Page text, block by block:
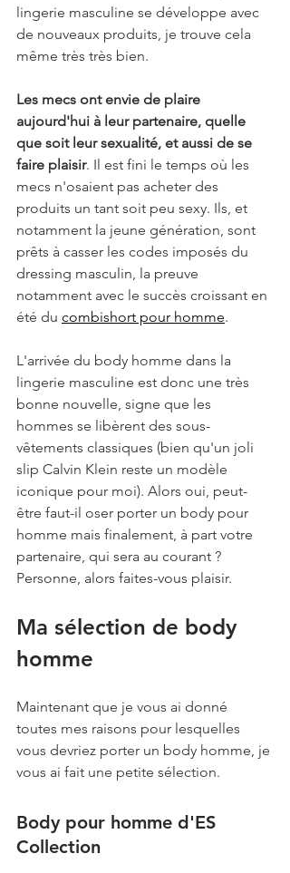
lingerie masculine se développe avec
de nouveaux produits, je trouve cela
même très très bien.
Les mecs ont envie de plaire
aujourd'hui à leur partenaire, quelle
que soit leur sexualité, et aussi de se
faire plaisir. Il est fini le temps où les
mecs n'osaient pas acheter des
produits un tant soit peu sexy. Ils, et
notamment la jeune génération, sont
prêts à casser les codes imposés du
dressing masculin, la preuve
notamment avec le succès croissant en
été du combishort pour homme.
L'arrivée du body homme dans la
lingerie masculine est donc une très
bonne nouvelle, signe que les
hommes se libèrent des sous-
vêtements classiques (bien qu'un joli
slip Calvin Klein reste un modèle
iconique pour moi). Alors oui, peut-
être faut-il oser porter un body pour
homme mais finalement, à part votre
partenaire, qui sera au courant ?
Personne, alors faites-vous plaisir.
Ma sélection de body
homme
Maintenant que je vous ai donné
toutes mes raisons pour lesquelles
vous devriez porter un body homme, je
vous ai fait une petite sélection.
Body pour homme d'ES
Collection